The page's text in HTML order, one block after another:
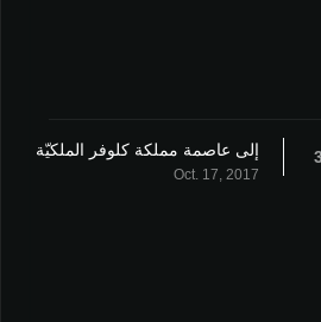
إلى عاصمة مملكة كلوفر الملكيّة
Oct. 17, 2017